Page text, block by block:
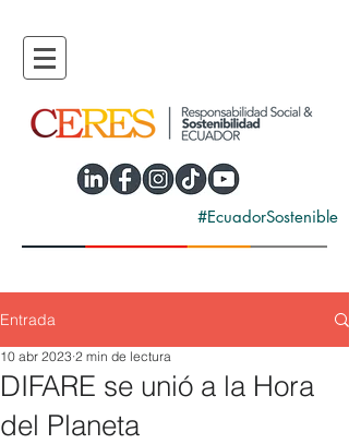
#EcuadorSostenible
Entrada
DIFARE se unió a la Hora
del Planeta
10 abr 2023 2 min de lectura